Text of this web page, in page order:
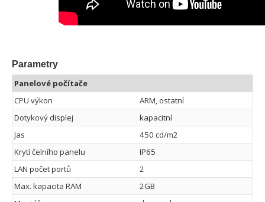
Parametry
Panelové počítače
CPU výkon
ARM, ostatní
Dotykový displej
kapacitní
Jas
450 cd/m2
Krytí čelního panelu
IP65
LAN počet portů
2
Max. kapacita RAM
2GB